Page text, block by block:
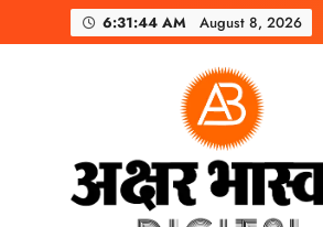
to
6:31:45 AM August 8, 2026